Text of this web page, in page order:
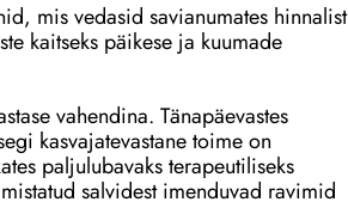
mis vedasid savianumates hinnalist
kaitseks päikese ja kuumade
vahendina. Tänapäevastes
kasvajatevastane toime on
paljulubavaks terapeutiliseks
salvidest imenduvad ravimid